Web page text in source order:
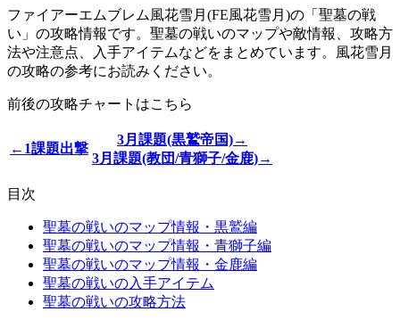
ファイアーエムブレム風花雪月(FE風花雪月)の「聖墓の戦
い」の攻略情報です。聖墓の戦いのマップや敵情報、攻略方
法や注意点、入手アイテムなどをまとめています。風花雪月
の攻略の参考にお読みください。
前後の攻略チャートはこちら
←1課題出撃
3月課題(黒鷲帝国)→
3月課題(教団/青獅子/金鹿)→
目次
聖墓の戦いのマップ情報・黒鷲編
聖墓の戦いのマップ情報・青獅子編
聖墓の戦いのマップ情報・金鹿編
聖墓の戦いの入手アイテム
聖墓の戦いの攻略方法